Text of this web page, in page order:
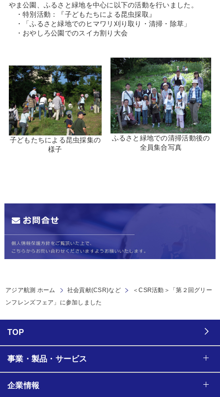
やま公園、ふるさと緑地を中心に以下の活動を行いました。
・特別活動：『子どもたちによる昆虫採取』
・「ふるさと緑地でのヒマワリ刈り取り・清掃・除草」
・おやしろ公園でのスイカ割り大会
子どもたちによる昆虫採集の
様子
ふるさと緑地での清掃活動後の
全員集合写真
アジア航測 ホーム 社会貢献(CSR)など
＜CSR活動＞「第２回グリー
ンフレンズフェア」に参加しました
TOP
事業・製品・サービス
企業情報